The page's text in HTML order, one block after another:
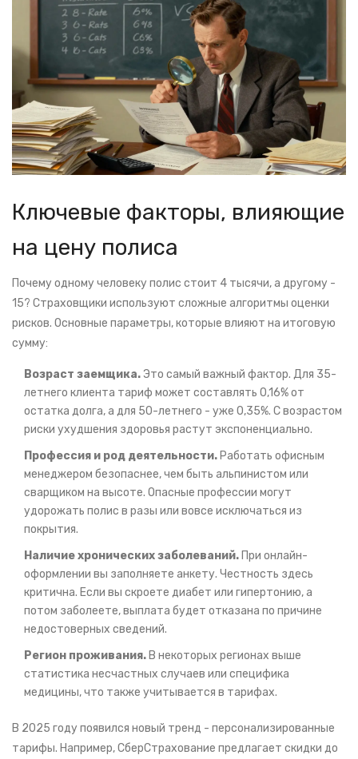
Ключевые факторы, влияющие
на цену полиса
Почему одному человеку полис стоит 4 тысячи, а другому -
15? Страховщики используют сложные алгоритмы оценки
рисков. Основные параметры, которые влияют на итоговую
сумму:
Возраст заемщика.Это самый важный фактор. Для 35-
летнего клиента тариф может составлять 0,16% от
остатка долга, а для 50-летнего - уже 0,35%. С возрастом
риски ухудшения здоровья растут экспоненциально.
Профессия и род деятельности. Работать офисным
менеджером безопаснее, чем быть альпинистом или
сварщиком на высоте. Опасные профессии могут
удорожать полис в разы или вовсе исключаться из
покрытия.
Наличие хронических заболеваний. При онлайн-
оформлении вы заполняете анкету. Честность здесь
критична. Если вы скроете диабет или гипертонию, а
потом заболеете, выплата будет отказана по причине
недостоверных сведений.
Регион проживания. В некоторых регионах выше
статистика несчастных случаев или специфика
медицины, что также учитывается в тарифах.
В 2025 году появился новый тренд - персонализированные
тарифы. Например, СберСтрахование предлагает скидки до